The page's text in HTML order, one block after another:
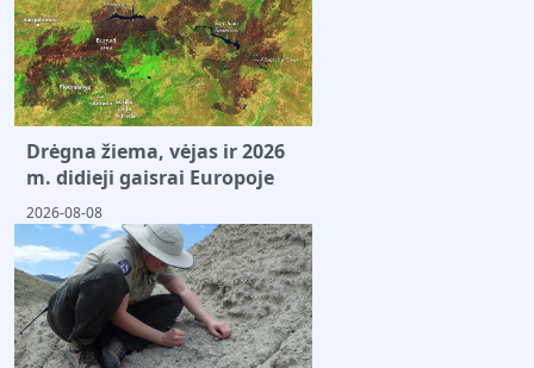
Drėgna žiema, vėjas ir 2026
m. didieji gaisrai Europoje
2026-08-08